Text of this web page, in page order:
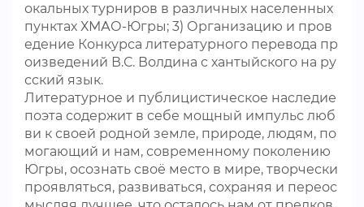
окальных турниров в различных населенных
пунктах ХМАО-Югры; 3) Организацию и пров
едение Конкурса литературного перевода пр
оизведений В.С. Волдина с хантыйского на ру
сский язык.
Литературное и публицистическое наследие
поэта содержит в себе мощный импульс люб
ви к своей родной земле, природе, людям, по
могающий и нам, современному поколению
Югры, осознать своё место в мире, творчески
проявляться, развиваться, сохраняя и переос